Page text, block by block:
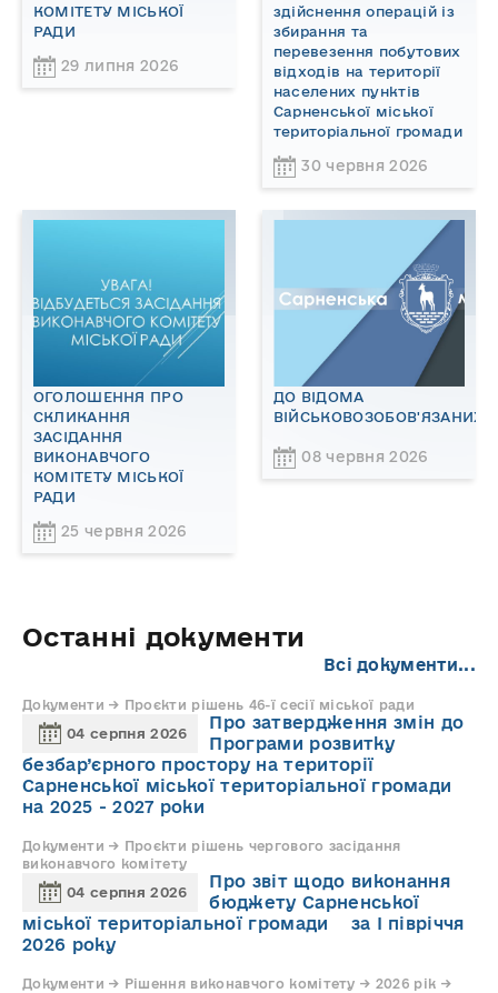
КОМІТЕТУ МІСЬКОЇ
РАДИ
29 липня 2026
здійснення операцій із
збирання та
перевезення побутових
відходів на території
населених пунктів
Сарненської міської
територіальної громади
30 червня 2026
ОГОЛОШЕННЯ ПРО
СКЛИКАННЯ
ЗАСІДАННЯ
ВИКОНАВЧОГО
КОМІТЕТУ МІСЬКОЇ
РАДИ
25 червня 2026
ДО ВІДОМА
ВІЙСЬКОВОЗОБОВ'ЯЗАНИХ!
08 червня 2026
Останні документи
Всі документи...
Документи → Проєкти рішень 46-ї сесії міської ради
04 серпня 2026
Про затвердження змін до
Програми розвитку
безбар’єрного простору на території
Сарненської міської територіальної громади
на 2025 - 2027 роки
Документи → Проєкти рішень чергового засідання
виконавчого комітету
04 серпня 2026
Про звіт щодо виконання
бюджету Сарненської
міської територіальної громади за І півріччя
2026 року
Документи → Рішення виконавчого комітету → 2026 рік →